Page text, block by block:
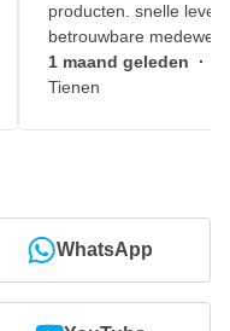
producten. snelle
betrouwbare
1 maand geleden ·
Tienen
WhatsApp